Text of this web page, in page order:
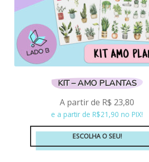
KIT – AMO PLANTAS
A partir de R$ 23,80
e a partir de R$21,90 no PIX!
ESCOLHA O SEU!
Este